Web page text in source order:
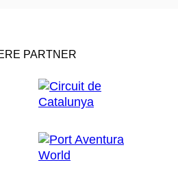
PARTNER